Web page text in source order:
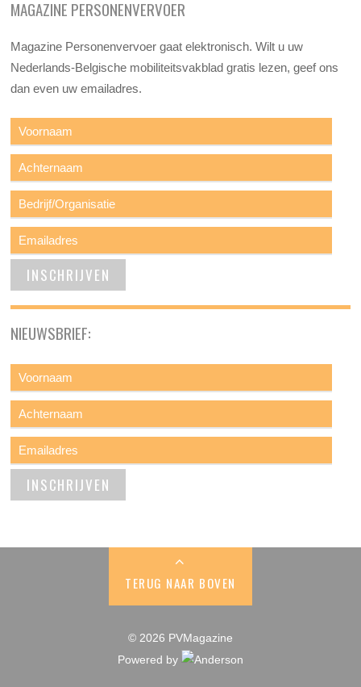
MAGAZINE PERSONENVERVOER
Magazine Personenvervoer gaat elektronisch. Wilt u uw
Nederlands-Belgische mobiliteitsvakblad gratis lezen, geef ons
dan even uw emailadres.
NIEUWSBRIEF:
TERUG NAAR BOVEN
© 2026 PVMagazine
Powered by